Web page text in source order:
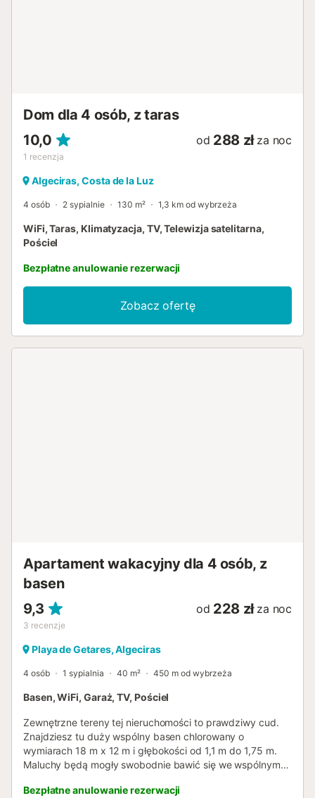
Dom dla 4 osób, z taras
10,0
1 recenzja
od 288 zł za noc
Algeciras, Costa de la Luz
4 osób 2 sypialnie 130 m² 1,3 km od wybrzeża
WiFi, Taras, Klimatyzacja, TV, Telewizja satelitarna,
Pościel
Bezpłatne anulowanie rezerwacji
Zobacz ofertę
Apartament wakacyjny dla 4 osób, z
basen
9,3
3 recenzje
od 228 zł za noc
Playa de Getares, Algeciras
4 osób 1 sypialnia 40 m² 450 m od wybrzeża
Basen, WiFi, Garaż, TV, Pościel
Zewnętrzne tereny tej nieruchomości to prawdziwy cud.
Znajdziesz tu duży wspólny basen chlorowany o
wymiarach 18 m x 12 m i głębokości od 1,1 m do 1,75 m.
Maluchy będą mogły swobodnie bawić się we wspólnym
będziesz cieszyć się ciepłą pogodą i słońcem. Balkon
Bezpłatne anulowanie rezerwacji